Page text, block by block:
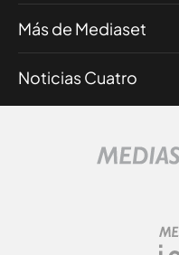
Más de Mediaset
Noticias Cuatro